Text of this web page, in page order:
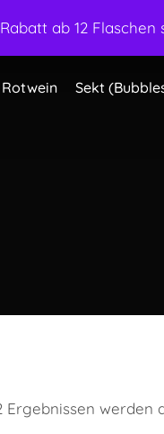
ab 12 Flaschen
Rotwein Sekt
Ergebnissen werden